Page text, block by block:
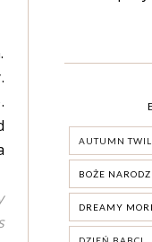
AUTUMN
BOŻE
DREAMY